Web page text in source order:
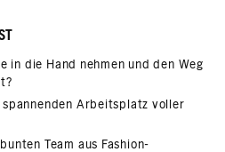
in die Hand nehmen und den Weg
spannenden Arbeitsplatz voller
Team aus Fashion-